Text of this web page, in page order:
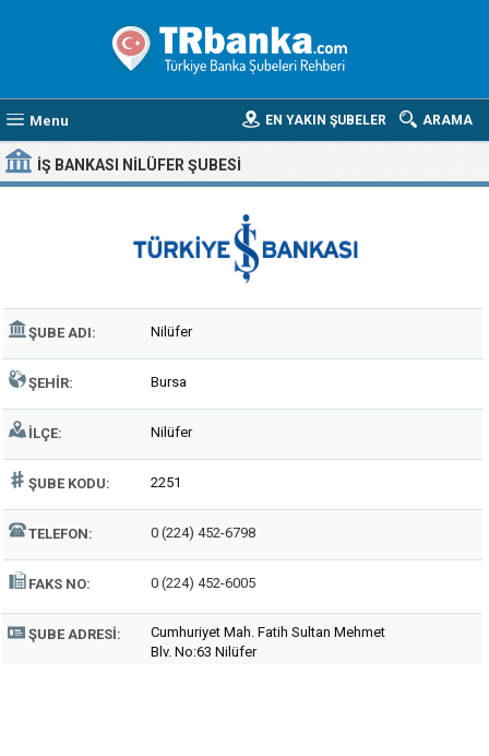
Menu ARAMA
EN YAKIN ŞUBELER
İŞ BANKASI NILÜFER ŞUBESI
ŞUBE ADI: Nilüfer
ŞEHIR: Bursa
İLÇE: Nilüfer
ŞUBE KODU: 2251
TELEFON: 0 (224) 452-6798
FAKS NO: 0 (224) 452-6005
ŞUBE ADRESI:
Cumhuriyet Mah. Fatih Sultan Mehmet
Blv. No:63 Nilüfer